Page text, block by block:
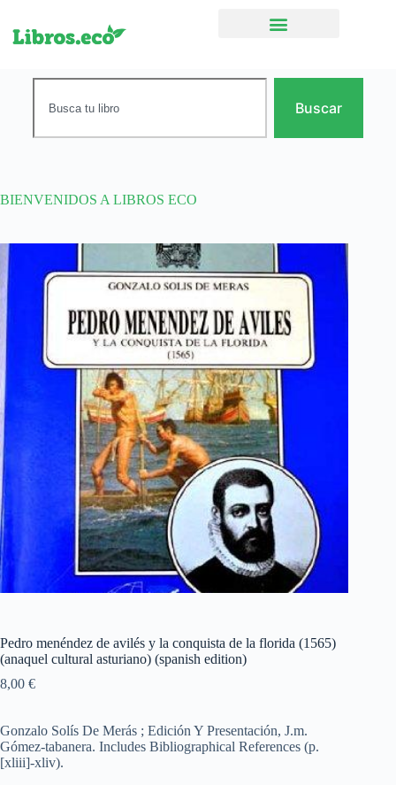
Buscar
BIENVENIDOS A LIBROS ECO
Pedro menéndez de avilés y la conquista de la florida (1565)
(anaquel cultural asturiano) (spanish edition)
8,00 €
Gonzalo Solís De Merás ; Edición Y Presentación, J.m.
Gómez-tabanera. Includes Bibliographical References (p.
[xliii]-xliv).